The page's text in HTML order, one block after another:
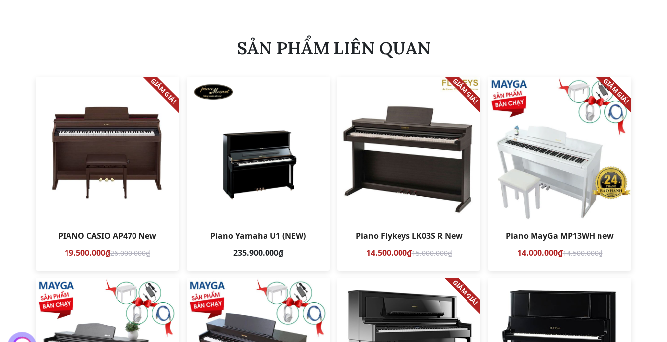
SẢN PHẨM LIÊN QUAN
GIẢM GIÁ!
PIANO CASIO AP470 New
19.500.000₫26.000.000₫
So sánh
Piano Yamaha U1 (NEW)
235.900.000₫
So sánh
GIẢM GIÁ!
Piano Flykeys LK03S R New
14.500.000₫15.000.000₫
So sánh
GIẢM GIÁ!
Piano MayGa MP13WH new
14.000.000₫14.500.000₫
So sánh
GIẢM GIÁ!